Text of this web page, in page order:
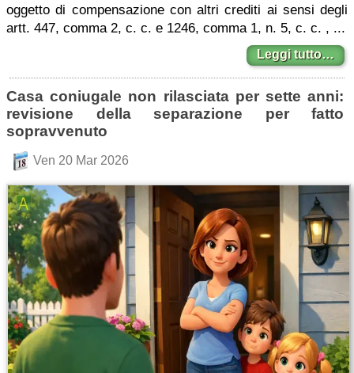
oggetto di compensazione con altri crediti ai sensi degli
artt. 447, comma 2, c. c. e 1246, comma 1, n. 5, c. c. , ...
Leggi tutto…
Casa coniugale non rilasciata per sette anni:
revisione della separazione per fatto
sopravvenuto
Ven 20 Mar 2026